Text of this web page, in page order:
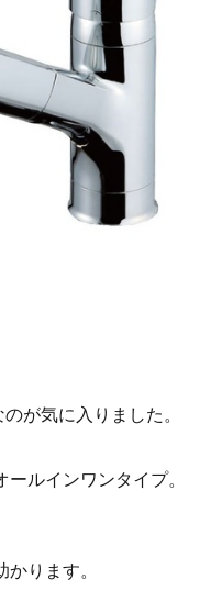
が気に入りました。
ルインワンタイプ。
ります。